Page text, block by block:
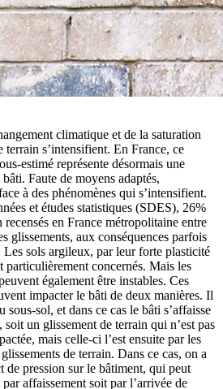
climatique et de la saturation
terrain s’intensifient. En France, ce
estimé représente désormais une
Faute de moyens adaptés,
à des phénomènes qui s’intensifient.
et études statistiques (SDES), 26%
en France métropolitaine entre
glissements, aux conséquences parfois
Les sols argileux, par leur forte plasticité
particulièrement concernés. Mais les
également être instables. Ces
impacter le bâti de deux manières. Il
sol, et dans ce cas le bâti s’affaisse
un glissement de terrain qui n’est pas
mais celle-ci l’est ensuite par les
de terrain. Dans ce cas, on a
de pression sur le bâtiment, qui peut
affaissement soit par l’arrivée de